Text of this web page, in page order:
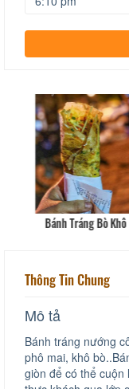
Bánh Tráng Bò Khô
Thông Tin Chung
Mô tả
Bánh tráng nướng
phô mai, khô
giòn để có thể